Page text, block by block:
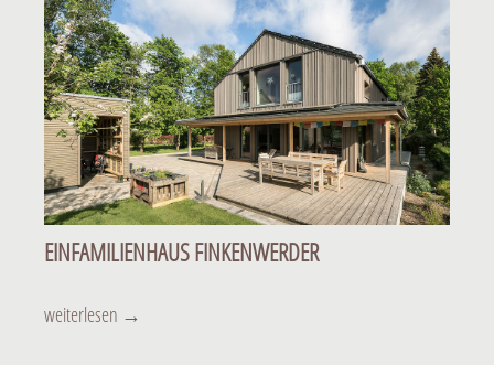
EINFAMILIENHAUS FINKENWERDER
Einfamilienhaus Finkenwerder
weiterlesen →